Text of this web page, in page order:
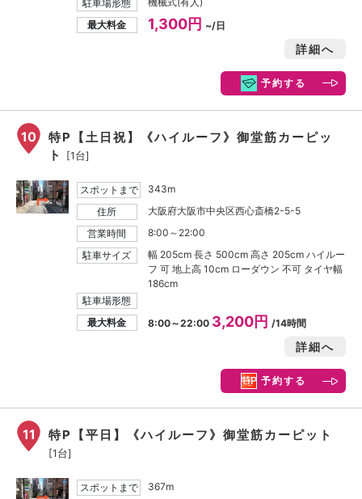
駐車場形態
最大料金
1,300円 ~/日
詳細へ
予約する
10
特P【土日祝】《ハイルーフ》御堂筋カーピッ
ト
[1台]
スポットまで
343m
住所
大阪府大阪市中央区西心斎橋2-5-5
営業時間
8:00～22:00
駐車サイズ
幅 205cm 長さ 500cm 高さ 205cm ハイルー
フ 可 地上高 10cm ローダウン 不可 タイヤ幅
186cm
駐車場形態
最大料金
8:00～22:00 3,200円 /14時間
詳細へ
予約する
11 特P【平日】《ハイルーフ》御堂筋カーピット
[1台]
スポットまで
367m